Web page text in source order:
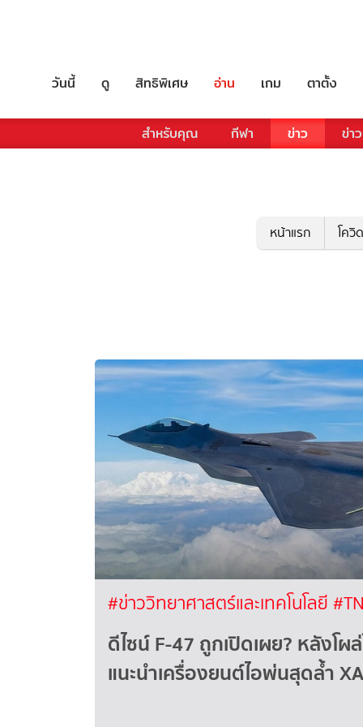
วันนี้ ดู สิทธิพิเศษ อ่าน เกม ตาตั้ง
สำหรับคุณ กีฬา ข่าว ข่า
หน้าแรก โควิ
#ข่าววิทยาศาสตร์และเทคโนโลยี
ดีไซน์ F-47 ถูกเปิดเผย? หลังโผ
แนะนำเครื่องยนต์ไอพ่นสุดล้ำ